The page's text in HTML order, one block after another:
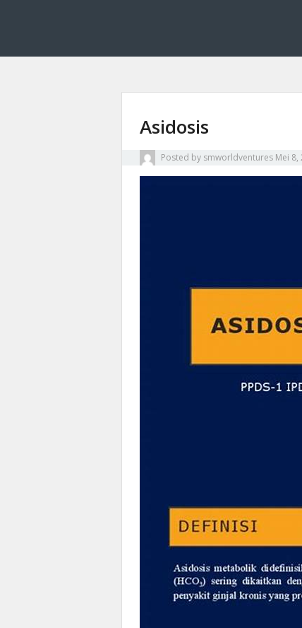
Asidosis
Posted by smworldventures Mei 8,